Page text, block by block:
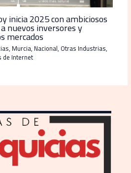
inicia 2025 con ambiciosos
nuevos inversores y
mercados
, Murcia, Nacional, Otras Industrias,
de Internet